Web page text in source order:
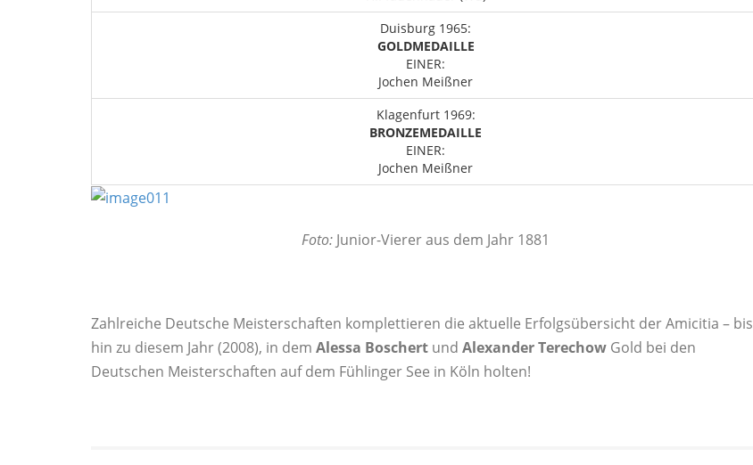
Duisburg 1965:
GOLDMEDAILLE
EINER:
Jochen Meißner
Klagenfurt 1969:
BRONZEMEDAILLE
EINER:
Jochen Meißner
Foto: Junior-Vierer aus dem Jahr 1881
Zahlreiche Deutsche Meisterschaften komplettieren die aktuelle Erfolgsübersicht der Amicitia – bis
hin zu diesem Jahr (2008), in dem Alessa Boschert und Alexander Terechow Gold bei den
Deutschen Meisterschaften auf dem Fühlinger See in Köln holten!